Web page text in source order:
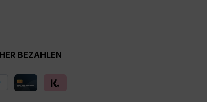
BEZAHLEN